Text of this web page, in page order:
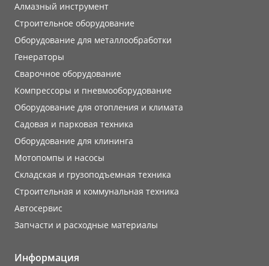
Алмазный инструмент
Строительное оборудование
Оборудование для металлообработки
Генераторы
Сварочное оборудование
Компрессоры и пневмооборудование
Оборудование для отопления и климата
Садовая и парковая техника
Оборудование для клининга
Мотопомпы и насосы
Складская и грузоподъемная техника
Строительная и коммунальная техника
Автосервис
Запчасти и расходные материалы
Информация